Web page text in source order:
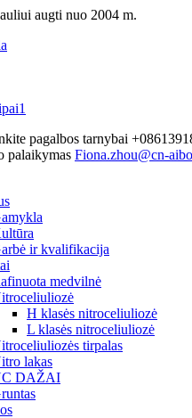
augti nuo 2004 m.
pagalbos tarnybai
palaikymas Fiona.zhou@cn-
ir kvalifikacija
medvilnė
H klasės nitroceliuliozė
L klasės nitroceliuliozė
tirpalas
lakas
DAŽAI